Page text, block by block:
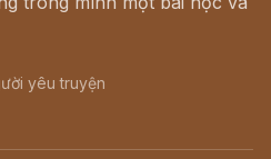
yêu truyện